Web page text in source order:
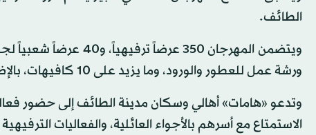
الطائف.
ورشة عمل للعطور والورود، وما يزيد على 10 كافيهات، بالإضافة إلى الفود ترك والمطاعم.
وتدعو «هامات» أهالي وسكان مدينة الطائف إلى حضور
الاستمتاع مع أسرهم بالأجواء العائلية، والفعاليات